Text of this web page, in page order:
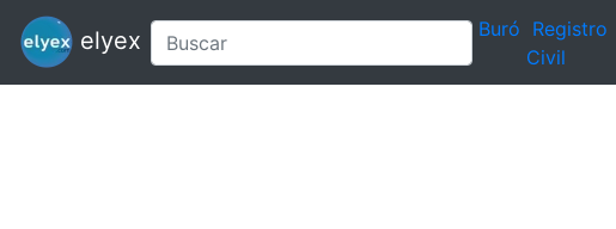
elyex Buró Registro
Civil